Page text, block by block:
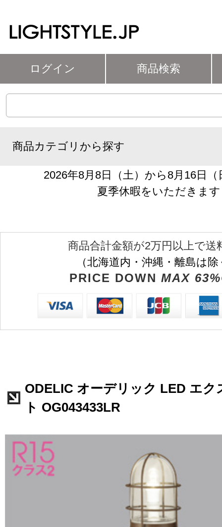
ログイン 商品検索
商品カテゴリから探す
2026年8月8日（土）から8月16日
夏季休暇をいただきます
商品合計金額が2万円以上で送
（北海道内・沖縄・離島は
PRICE DOWN MAX
ODELIC オーデリック LED エク
ト OG043433LR